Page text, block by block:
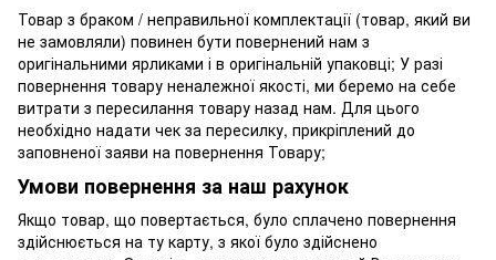
Товар з браком / неправильної комплектації (товар, який ви
не замовляли) повинен бути повернений нам з
оригінальними ярликами і в оригінальній упаковці; У разі
повернення товару неналежної якості, ми беремо на себе
витрати з пересилання товару назад нам. Для цього
необхідно надати чек за пересилку, прикріплений до
заповненої заяви на повернення Товару;
Умови повернення за наш рахунок
Якщо товар, що повертається, було сплачено повернення
здійснюється на ту карту, з якої було здійснено